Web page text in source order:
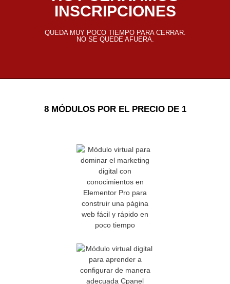
INSCRIPCIONES
QUEDA MUY POCO TIEMPO PARA CERRAR.
NO SE QUEDE AFUERA.
8 MÓDULOS POR EL PRECIO DE 1